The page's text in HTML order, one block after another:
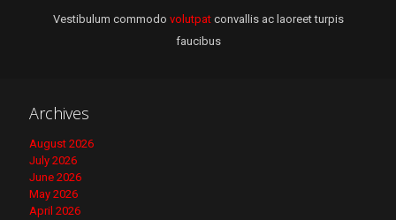
Vestibulum commodo volutpatconvallis ac laoreet turpis
faucibus
Archives
August 2026
July 2026
June 2026
May 2026
April 2026